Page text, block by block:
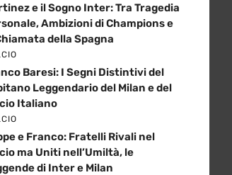
e il Sogno Inter: Tra Tragedia
Ambizioni di Champions e
della Spagna
Baresi: I Segni Distintivi del
Leggendario del Milan e del
Italiano
e Franco: Fratelli Rivali nel
ma Uniti nell’Umiltà, le
di Inter e Milan